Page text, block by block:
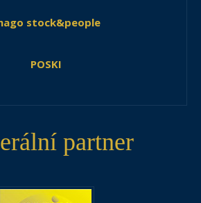
stock&people
POSKI
partner